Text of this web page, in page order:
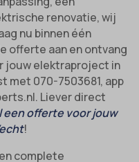
renovatie, wij
nu binnen één
offerte aan en ontvang
jouw elektraproject in
met 070-7503681, app
Liever direct
een offerte voor jouw
!
complete
te tonen. Dit doen ze
te volgen.
en services die niet
of niet duidelijk zijn